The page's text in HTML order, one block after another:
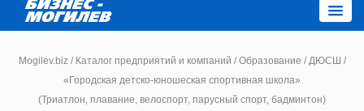
Mogilev.biz / Каталог предприятий и компаний / Образование / ДЮСШ /
«Городская детско-юношеская спортивная школа»
(Триатлон, плавание, велоспорт, парусный спорт, бадминтон)